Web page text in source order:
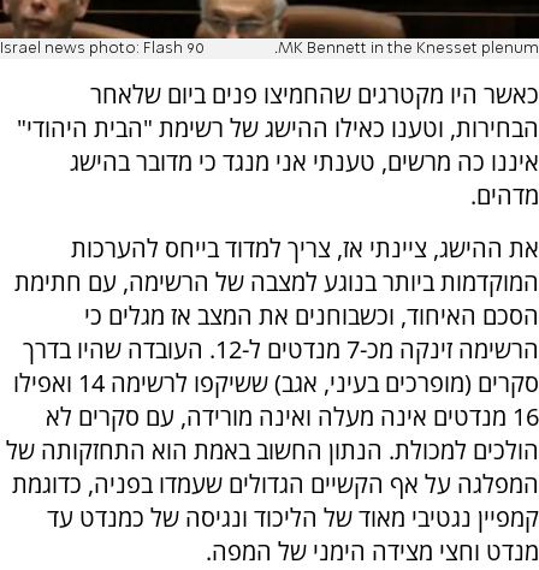
MK Bennett in the Knesset plenum.
Israel news photo: Flash 90
כאשר היו מקטרגים שהחמיצו פנים ביום שלאחר
הבחירות, וטענו כאילו ההישג של רשימת "הבית היהודי"
איננו כה מרשים, טענתי אני מנגד כי מדובר בהישג
מדהים.
את ההישג, ציינתי אז, צריך למדוד בייחס להערכות
המוקדמות ביותר בנוגע למצבה של הרשימה, עם חתימת
הסכם האיחוד, וכשבוחנים את המצב אז מגלים כי
הרשימה זינקה מכ-7 מנדטים ל-12. העובדה שהיו בדרך
סקרים (מופרכים בעיני, אגב) ששיקפו לרשימה 14 ואפילו
16 מנדטים אינה מעלה ואינה מורידה, עם סקרים לא
הולכים למכולת. הנתון החשוב באמת הוא התחזקותה של
המפלגה על אף הקשיים הגדולים שעמדו בפניה, כדוגמת
קמפיין נגטיבי מאוד של הליכוד ונגיסה של כמנדט עד
מנדט וחצי מצידה הימני של המפה.